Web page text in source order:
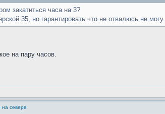
закатиться часа на 3?
35, но гарантировать что не отвалюсь не могу.
на пару часов.
на севере